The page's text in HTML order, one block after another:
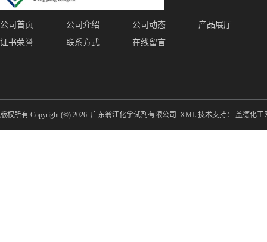
公司首页 公司介绍 公司动态
产品展厅
证书荣誉
联系方式 在线留言
版权所有 Copyright (©) 2026 广东翁江化学试剂有限公司 XML 技术支持： 盖德化工